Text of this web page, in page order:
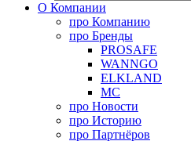
О Компании
про Компанию
про Бренды
PROSAFE
WANNGO
ELKLAND
MC
про Новости
про Историю
про Партнёров